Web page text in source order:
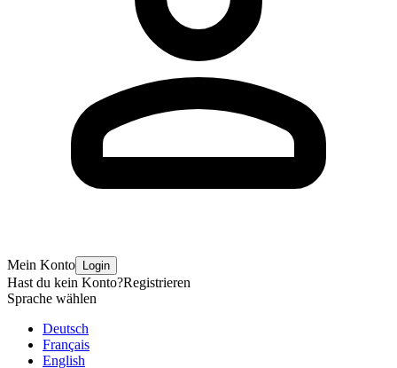
Mein Konto Login
Hast du kein Konto?Registrieren
Sprache wählen
Deutsch
Français
English